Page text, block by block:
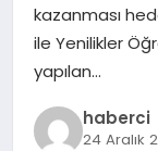
YAŞAM
kazanması
ile Yenilikler
yapılan…
haberci
24 Aralık